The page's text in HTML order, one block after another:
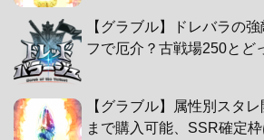
【グラブル】ドレバラの
フで厄介？古戦場250とど
【グラブル】属性別スタ
まで購入可能、SSR確定